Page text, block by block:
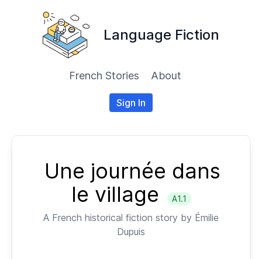
Language Fiction
French Stories About
Sign In
Une journée dans
le village
A1.1
A French historical fiction story by Émilie
Dupuis